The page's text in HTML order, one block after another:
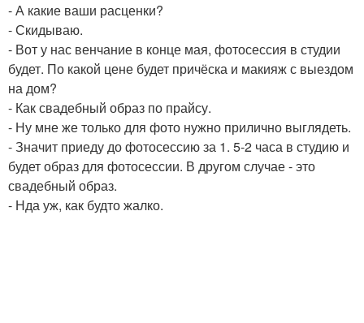
- А какие ваши расценки?
- Скидываю.
- Вот у нас венчание в конце мая, фотосессия в студии
будет. По какой цене будет причёска и макияж с выездом
на дом?
- Как свадебный образ по прайсу.
- Ну мне же только для фото нужно прилично выглядеть.
- Значит приеду до фотосессию за 1. 5-2 часа в студию и
будет образ для фотосессии. В другом случае - это
свадебный образ.
- Нда уж, как будто жалко.